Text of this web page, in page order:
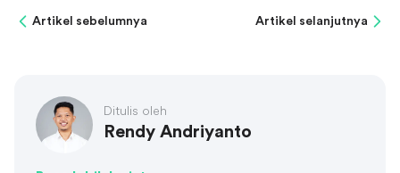
Artikel sebelumnya Artikel selanjutnya
Ditulis oleh
Rendy Andriyanto